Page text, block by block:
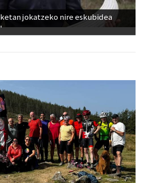
jokatzeko nire eskubidea